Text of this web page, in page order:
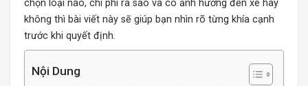
chọn loại nào, chi phí ra sao và có ảnh hưởng đến xe hay
không thì bài viết này sẽ giúp bạn nhìn rõ từng khía cạnh
trước khi quyết định.
Nội Dung